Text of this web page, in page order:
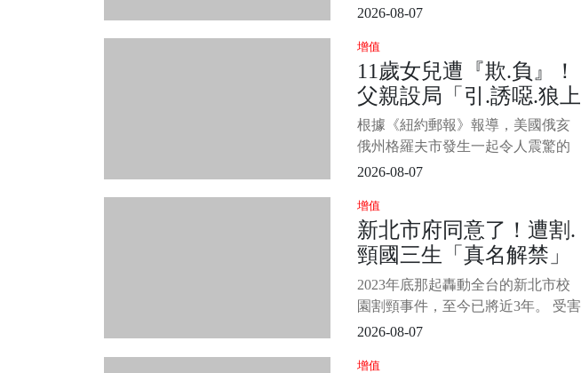
「白海豚」目前持續逼近台灣。 1/4
市及離島 120 小時颱風暴風侵襲機
率」顯示， 未來 5 天北台灣與東北
部地區受暴風圈影響的可能性最
高，民眾需密切留意最
2026-08-07
增值
11歲女兒遭『欺.負』！
父親設局「引.誘噁.狼上
門」轟2槍.私刑報復
根據《紐約郵報》報導，美國俄亥
俄州格羅夫市發生一起令人震驚的
案件， 一名11歲女童在家中遭到侵
犯影片後，案情才因此曝光。 影片
內容顯示，女童遭到20歲男子岡薩
雷斯侵犯，讓父母悲憤不已。 1/3
圖片來源：ETtod
2026-08-07
增值
新北市府同意了！遭割.
頸國三生「真名解禁」
原因曝光 爸痛哭：不
再是無名氏
2023年底那起轟動全台的新北市校
園割頸事件，至今已將近3年。 受害
學生的雙親這段時間不停四處陳
成新聞裡的匿名符號。 如今他們的
2026-08-07
增值